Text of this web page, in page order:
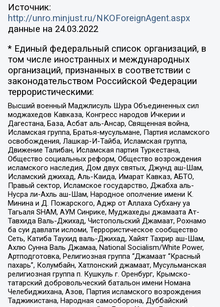
Источник:
http://unro.minjust.ru/NKOForeignAgent.aspx
данные на 24.03.2022
* Единый федеральный список организаций, в
том числе иностранных и международных
организаций, признанных в соответствии с
законодательством Российской Федерации
террористическими:
Высший военный Маджлисуль Шура Объединенных сил
моджахедов Кавказа, Конгресс народов Ичкерии и
Дагестана, База, Асбат аль-Ансар, Священная война,
Исламская группа, Братья-мусульмане, Партия исламского
освобождения, Лашкар-И-Тайба, Исламская группа,
Движение Талибан, Исламская партия Туркестана,
Общество социальных реформ, Общество возрождения
исламского наследия, Дом двух святых, Джунд аш-Шам,
Исламский джихад, Аль-Каида, Имарат Кавказ, АБТО,
Правый сектор, Исламское государство, Джабха аль-
Нусра ли-Ахль аш-Шам, Народное ополчение имени К.
Минина и Д. Пожарского, Аджр от Аллаха Субхану уа
Тагьаля SHAM, АУМ Синрике, Муджахеды джамаата Ат-
Тавхида Валь-Джихад, Чистопольский Джамаат, Рохнамо
ба суи давлати исломи, Террористическое сообщество
Сеть, Катиба Таухид валь-Джихад, Хайят Тахрир аш-Шам,
Ахлю Сунна Валь Джамаа, National Socialism/White Power,
Артподготовка, Религиозная группа “Джамаат “Красный
пахарь”, Колумбайн, Хатлонский джамаат, Мусульманская
религиозная группа п. Кушкуль г. Оренбург, Крымско-
татарский добровольческий батальон имени Номана
Челебиджихана, Азов, Партия исламского возрождения
Таджикистана, Народная самооборона, Дуббайский